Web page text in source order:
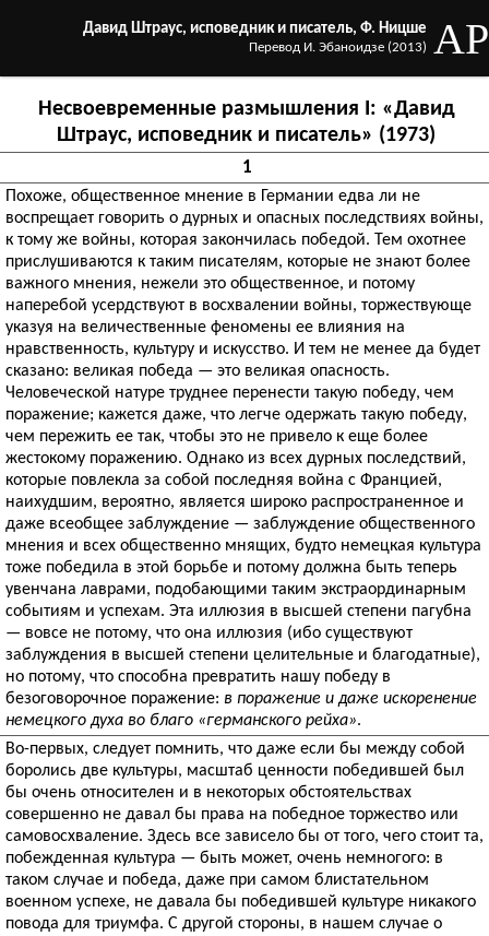
Давид Штраус, исповедник и писатель, Ф. Ницше
Перевод И. Эбаноидзе (2013) AP
Несвоевременные размышления I: «Давид
Штраус, исповедник и писатель» (1973)
1
Похоже, общественное мнение в Германии едва ли не
воспрещает говорить о дурных и опасных последствиях войны,
к тому же войны, которая закончилась победой. Тем охотнее
прислушиваются к таким писателям, которые не знают более
важного мнения, нежели это общественное, и потому
наперебой усердствуют в восхвалении войны, торжествующе
указуя на величественные феномены ее влияния на
нравственность, культуру и искусство. И тем не менее да будет
сказано: великая победа — это великая опасность.
Человеческой натуре труднее перенести такую победу, чем
поражение; кажется даже, что легче одержать такую победу,
чем пережить ее так, чтобы это не привело к еще более
жестокому поражению. Однако из всех дурных последствий,
которые повлекла за собой последняя война с Францией,
наихудшим, вероятно, является широко распространенное и
даже всеобщее заблуждение — заблуждение общественного
мнения и всех общественно мнящих, будто немецкая культура
тоже победила в этой борьбе и потому должна быть теперь
увенчана лаврами, подобающими таким экстраординарным
событиям и успехам. Эта иллюзия в высшей степени пагубна
— вовсе не потому, что она иллюзия (ибо существуют
заблуждения в высшей степени целительные и благодатные),
но потому, что способна превратить нашу победу в
безоговорочное поражение: в поражение и даже искоренение
немецкого духа во благо «германского рейха».
Во-первых, следует помнить, что даже если бы между собой
боролись две культуры, масштаб ценности победившей был
бы очень относителен и в некоторых обстоятельствах
совершенно не давал бы права на победное торжество или
самовосхваление. Здесь все зависело бы от того, чего стоит та,
побежденная культура — быть может, очень немногого: в
таком случае и победа, даже при самом блистательном
военном успехе, не давала бы победившей культуре никакого
повода для триумфа. С другой стороны, в нашем случае о